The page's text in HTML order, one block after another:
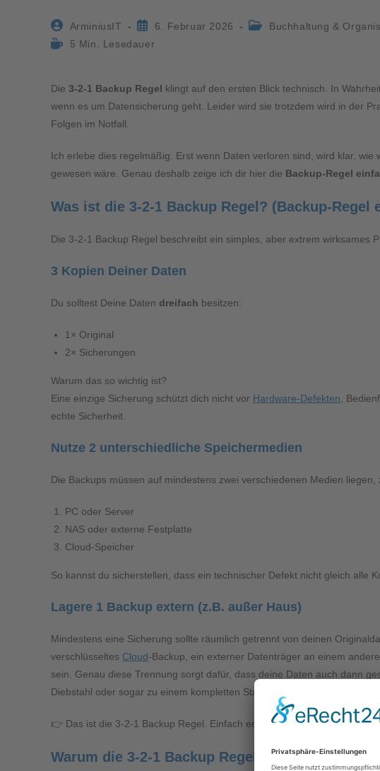
ArminiusIT 6. Februar 2026 Buchhaltung &
5 Min. Lesedauer
Die 3-2-1 Backup Regel klingt auf den ersten Blick technisch. In
wenn es um Datensicherung geht. Leider wird sie trotzdem wird in der
Folgen im Notfall.
Ich erlebe dies regelmäßig. Erst wenn Daten verloren sind, wird klar, wie
gewesen wäre. Genau deshalb zeige ich dir hier die Backup-Regel
Was ist die 3-2-1 Backup Regel? (Backup-Regel
Die 3-2-1 Backup Regel beschreibt ein simples, aber extrem wirksames
3 Kopien Deiner Daten
Du solltest Deine Daten dreifach besitzen:
1× Original
2× Sicherungen
Warum das so wichtig ist?
Eine einzige Sicherung schützt dich nicht vor Hardware-Defekten ,
echte Sicherheit.
Nutze 2 unterschiedliche Speichermedien
Die Backups müssen auf mindestens zwei verschiedenen Medien liegen,
PC oder Server
NAS oder externe Festplatte
Cloud-Speicher
So kannst du sicherstellen, dass ein technischer Defekt nicht gleich alle
Lagere 1 Backup extern (z.B. außer Haus)
Mindestens eine Sicherung sollte räumlich getrennt von deinen
verschlüsseltes Cloud-Backup, ein externer Datenträger an einem
sein. Genau diese Trennung sorgt dafür, dass deine Daten auch dann
Diebstahl oder sogar zu einem kompletten Standortausfall kommt.
👉 Das ist die 3-2-1 Backup Regel. Einfach erklärt und kein Hexenwerk!
Warum die 3-2-1 Backup Regel so oft falsch